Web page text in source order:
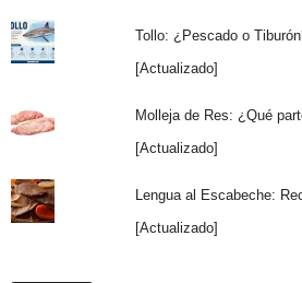
Tollo: ¿Pescado o
[Actualizado]
Molleja de Res: ¿Qué
[Actualizado]
Lengua al Escabeche:
[Actualizado]